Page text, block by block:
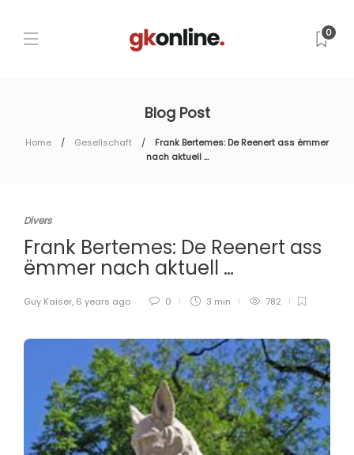
0
Blog Post
Home Gesellschaft
Frank Bertemes: De Reenert ass ëmmer
nach aktuell …
Divers
Frank Bertemes: De Reenert ass
ëmmer nach aktuell …
Guy Kaiser, 6 years ago 0 3 min 782